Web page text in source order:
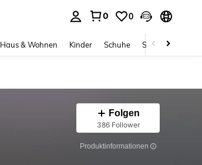
0 0
Haus & Wohnen Kinder Schuhe Schmuck &
Folgen
386 Follower
Produktinformationen